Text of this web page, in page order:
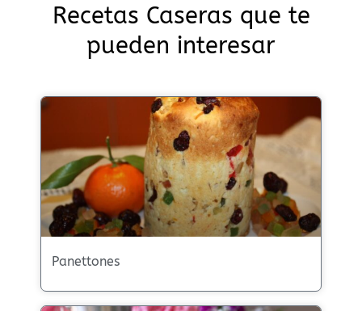
Recetas Caseras que te
pueden interesar
Panettones